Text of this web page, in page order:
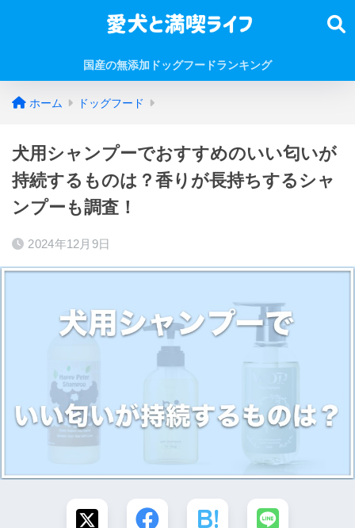
国産の無添加ドッグフードランキング
ホーム ドッグフード
犬用シャンプーでおすすめのいい匂いが
持続するものは？香りが長持ちするシャ
ンプーも調査！
2024年12月9日